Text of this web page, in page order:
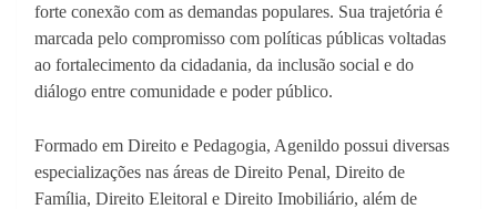
forte conexão com as demandas populares. Sua trajetória é
marcada pelo compromisso com políticas públicas voltadas
ao fortalecimento da cidadania, da inclusão social e do
diálogo entre comunidade e poder público.
Formado em Direito e Pedagogia, Agenildo possui diversas
especializações nas áreas de Direito Penal, Direito de
Família, Direito Eleitoral e Direito Imobiliário, além de